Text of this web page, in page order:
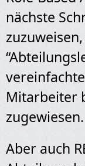
nächste
Mitarbeiter
zugewiesen.
Aber auch